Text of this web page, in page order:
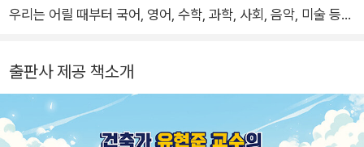
우리는 어릴 때부터 국어, 영어, 수학, 과학, 사회, 음악, 미술 등
서 가르치고, 우리는 각기 다른 분야의 지식을 쌓으며 세상을 이
해하려 노력하죠. 하지만 이렇게 나뉘어 있는 지식들을 하나로 엮
어 생각하는 ‘통합적 사고력’은 잘 가르쳐주지 않습니다. 결국 우
리는 많은 것을 배우고도 그것들을 유기적으로 연결하여 새로운
출판사 제공 책소개